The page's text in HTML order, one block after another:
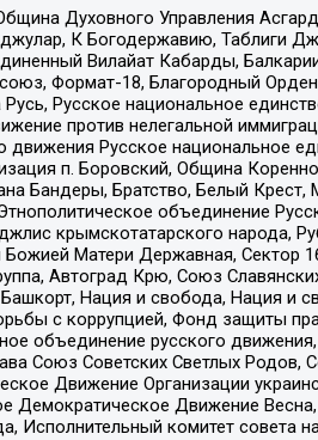
Духовного Управления
К Богодержавию, Таблиги
Вилайат Кабарды,
Формат-18, Благородный
Русское национальное
против нелегальной
Русское национальное
п. Боровский, Община
Бандеры, Братство, Белый Крест,
объединение
крымскотатарского народа,
Матери Державная, Сектор
Автоград Крю, Союз
Нация и свобода, Нация и
с коррупцией, Фонд защиты
объединение русского
Союз Советских Светлых Родов,
Движение Организации
Демократическое Движение
Исполнительный комитет совета